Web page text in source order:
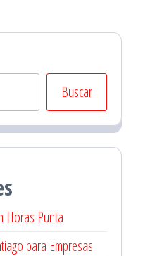
Buscar
Horas Punta
para Empresas